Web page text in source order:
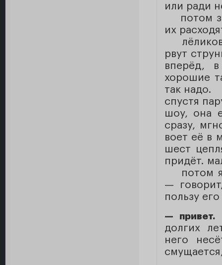
или ради
потом
их
рвут
вперёд,
хорошие
так надо.
спустя
шоу, она
сразу,
воет её в
шест
придёт.
потом
—
пользу
— привет.
долгих
него